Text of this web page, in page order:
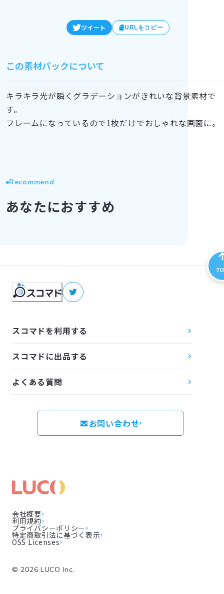
ツイート URLをコピー
この素材パックについて
キラキラ光が瞬くグラデーションがきれいな背景素材で
す。
フレームになっているので1枚だけでおしゃれな画面に。
Recommend
あなたにおすすめ
スコマドを利用する
スコマドに出品する
よくある質問
お問い合わせ
会社概要
利用規約
プライバシーポリシー
特定商取引法に基づく表示
OSS Licenses
© 2026 LUCO Inc.